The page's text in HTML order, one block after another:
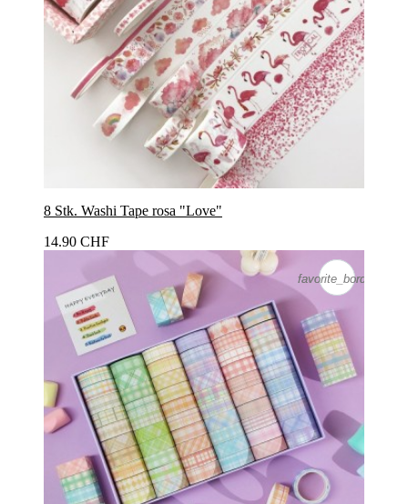
8 Stk. Washi Tape rosa "Love"
14.90 CHF
favorite_border
favorite_border